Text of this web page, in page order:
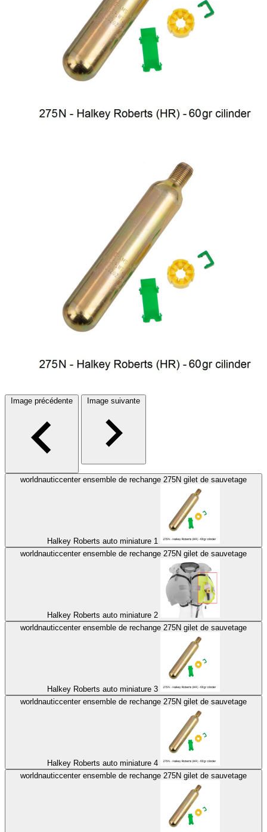
Image précédente Image suivante
worldnauticcenter ensemble de rechange 275N gilet de sauvetage
Halkey Roberts auto miniature 1
worldnauticcenter ensemble de rechange 275N gilet de sauvetage
Halkey Roberts auto miniature 2
worldnauticcenter ensemble de rechange 275N gilet de sauvetage
Halkey Roberts auto miniature 3
worldnauticcenter ensemble de rechange 275N gilet de sauvetage
Halkey Roberts auto miniature 4
worldnauticcenter ensemble de rechange 275N gilet de sauvetage